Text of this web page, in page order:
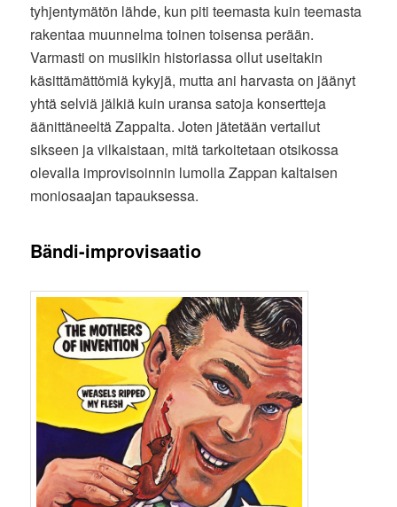
tyhjentymätön lähde, kun piti teemasta kuin teemasta
rakentaa muunnelma toinen toisensa perään.
Varmasti on musiikin historiassa ollut useitakin
käsittämättömiä kykyjä, mutta ani harvasta on jäänyt
yhtä selviä jälkiä kuin uransa satoja konsertteja
äänittäneeltä Zappalta. Joten jätetään vertailut
sikseen ja vilkaistaan, mitä tarkoitetaan otsikossa
olevalla improvisoinnin lumolla Zappan kaltaisen
moniosaajan tapauksessa.
Bändi-improvisaatio